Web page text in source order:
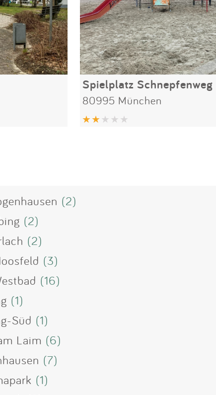
Spielplatz Schnepfenweg
80995 München
(2)
(2)
(2)
(3)
(16)
(1)
Süd (1)
Laim (6)
(7)
(1)